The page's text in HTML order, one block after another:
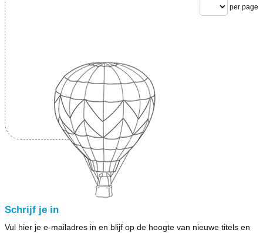
per page
Schrijf je in
Vul hier je e-mailadres in en blijf op de hoogte van nieuwe titels en